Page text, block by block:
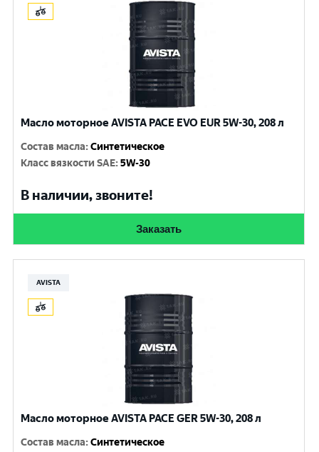
Масло моторное AVISTA PACE EVO EUR 5W-30, 208 л
Состав масла:Синтетическое
Класс вязкости SAE:5W-30
В наличии, звоните!
Заказать
AVISTA
Масло моторное AVISTA PACE GER 5W-30, 208 л
Состав масла:Синтетическое